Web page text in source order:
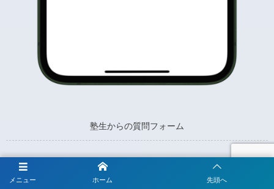
塾生からの質問フォーム
メニュー ホーム 先頭へ